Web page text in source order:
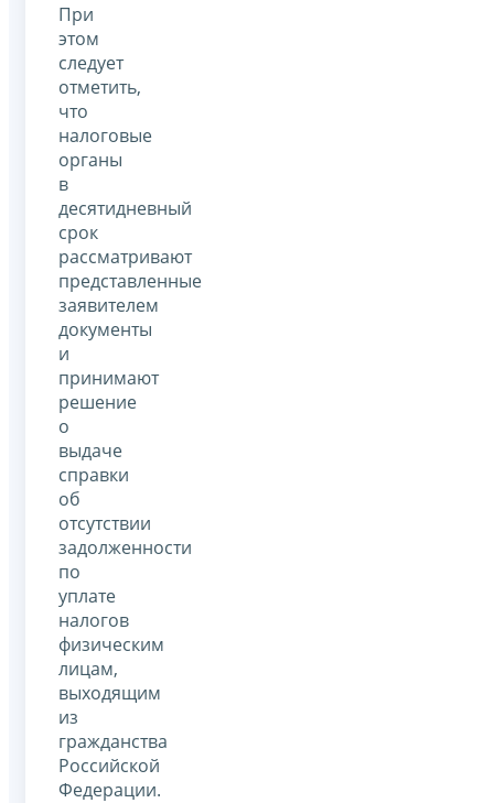
При
этом
следует
отметить,
что
налоговые
органы
в
десятидневный
срок
рассматривают
представленные
заявителем
документы
и
принимают
решение
о
выдаче
справки
об
отсутствии
задолженности
по
уплате
налогов
физическим
лицам,
выходящим
из
гражданства
Российской
Федерации.